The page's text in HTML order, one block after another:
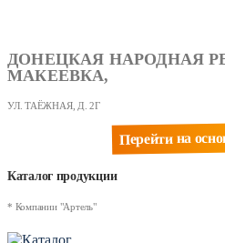
ДОНЕЦКАЯ НАРОДНАЯ
МАКЕЕВКА,
УЛ. ТАЁЖНАЯ, Д. 2Г
Перейти на
Каталог продукции
* Компании "Артель"